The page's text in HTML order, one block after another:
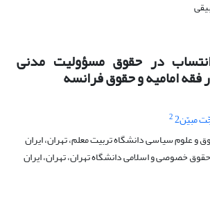
در حقوق مسؤولیت مدنی
فقه امامیه و حقوق فرانسه
مبیّن2 2